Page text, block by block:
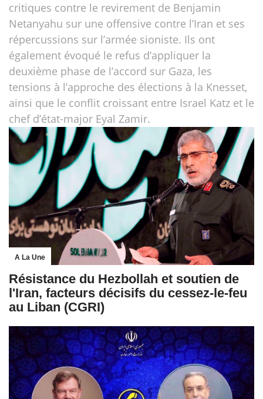
critiques contre le revirement de Benjamin
Netanyahu sur une offensive contre l’Iran et ses
répercussions sur l’armée sioniste. Ils ont
également évoqué le refus d’appliquer la
deuxième phase de l’accord sur Gaza, les
tensions à l’approche des élections à la Knesset,
ainsi que le conflit croissant entre Israel Katz et le
chef d’état-major Eyal Zamir.
A La Une
Résistance du Hezbollah et soutien de
l'Iran, facteurs décisifs du cessez-le-feu
au Liban (CGRI)